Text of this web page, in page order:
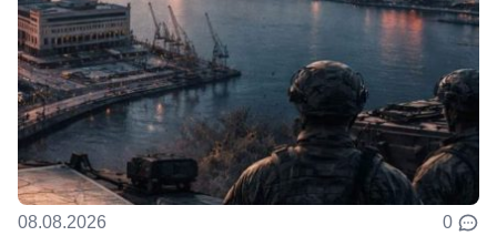
08.08.2026 0